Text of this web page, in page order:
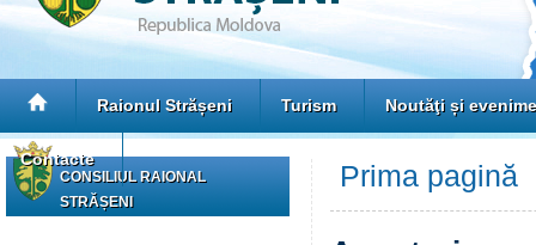
Raionul Strășeni Turism Noutăţi și
Contacte
CONSILIUL RAIONAL
STRĂȘENI
Prima pagină